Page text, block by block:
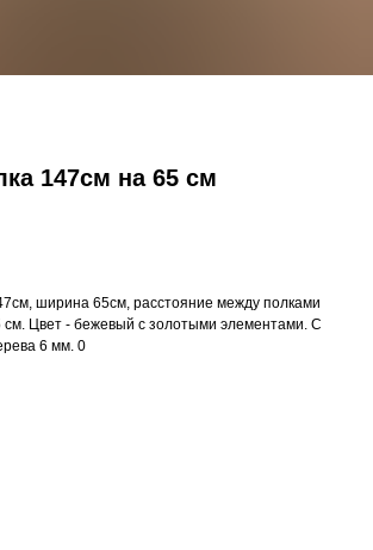
147см на 65 см
ширина 65см, расстояние между полками
см. Цвет - бежевый с золотыми элементами. С
6 мм. 0